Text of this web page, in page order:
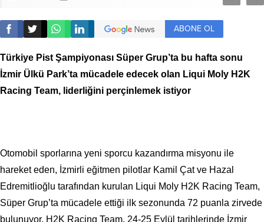
ABONE OL
Türkiye Pist Şampiyonası Süper Grup’ta bu hafta sonu
İzmir Ülkü Park’ta mücadele edecek olan Liqui Moly H2K
Racing Team, liderliğini perçinlemek istiyor
Otomobil sporlarına yeni sporcu kazandırma misyonu ile
hareket eden, İzmirli eğitmen pilotlar Kamil Çat ve Hazal
Edremitlioğlu tarafından kurulan Liqui Moly H2K Racing Team,
Süper Grup’ta mücadele ettiği ilk sezonunda 72 puanla zirvede
bulunuyor. H2K Racing Team, 24-25 Eylül tarihlerinde İzmir